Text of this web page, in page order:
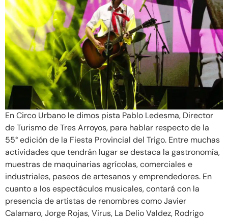
En Circo Urbano le dimos pista Pablo Ledesma, Director
de Turismo de Tres Arroyos, para hablar respecto de la
55° edición de la Fiesta Provincial del Trigo. Entre muchas
actividades que tendrán lugar se destaca la gastronomía,
muestras de maquinarias agrícolas, comerciales e
industriales, paseos de artesanos y emprendedores. En
cuanto a los espectáculos musicales, contará con la
presencia de artistas de renombres como Javier
Calamaro, Jorge Rojas, Virus, La Delio Valdez, Rodrigo